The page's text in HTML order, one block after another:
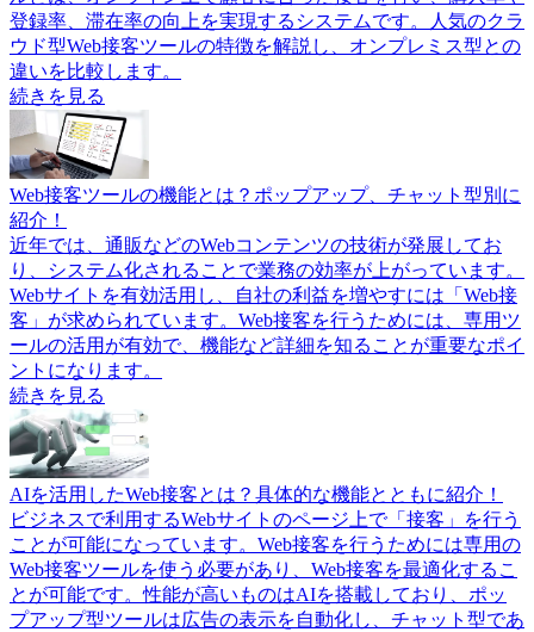
登録率、滞在率の向上を実現するシステムです。人気のクラ
ウド型Web接客ツールの特徴を解説し、オンプレミス型との
違いを比較します。
続きを見る
Web接客ツールの機能とは？ポップアップ、チャット型別に
紹介！
近年では、通販などのWebコンテンツの技術が発展してお
り、システム化されることで業務の効率が上がっています。
Webサイトを有効活用し、自社の利益を増やすには「Web接
客」が求められています。Web接客を行うためには、専用ツ
ールの活用が有効で、機能など詳細を知ることが重要なポイ
ントになります。
続きを見る
AIを活用したWeb接客とは？具体的な機能とともに紹介！
ビジネスで利用するWebサイトのページ上で「接客」を行う
ことが可能になっています。Web接客を行うためには専用の
Web接客ツールを使う必要があり、Web接客を最適化するこ
とが可能です。性能が高いものはAIを搭載しており、ポッ
プアップ型ツールは広告の表示を自動化し、チャット型であ